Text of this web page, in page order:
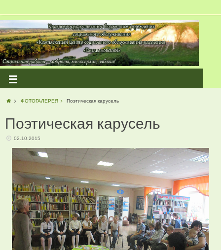
ФОТОГАЛЕРЕЯ Поэтическая карусель
Поэтическая карусель
02.10.2015